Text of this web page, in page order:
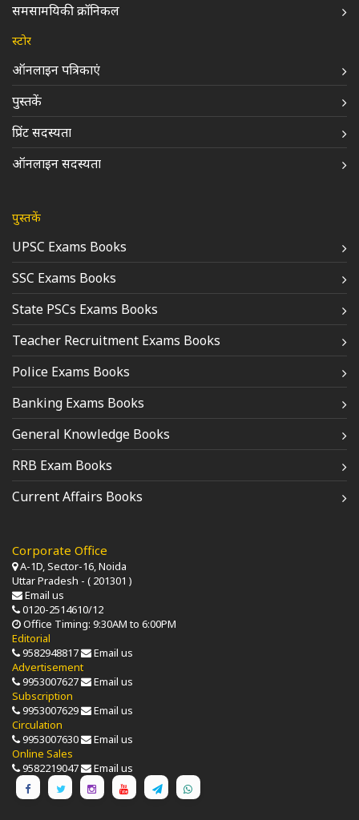
समसामयिकी क्रॉनिकल
स्टोर
ऑनलाइन पत्रिकाएं
पुस्तकें
प्रिंट सदस्यता
ऑनलाइन सदस्यता
पुस्तकें
UPSC Exams Books
SSC Exams Books
State PSCs Exams Books
Teacher Recruitment Exams Books
Police Exams Books
Banking Exams Books
General Knowledge Books
RRB Exam Books
Current Affairs Books
Corporate Office
A-1D, Sector-16, Noida
Uttar Pradesh - ( 201301 )
Email us
0120-2514610/12
Office Timing: 9:30AM to 6:00PM
Editorial
9582948817
Email us
Advertisement
9953007627
Email us
Subscription
9953007629
Email us
Circulation
9953007630
Email us
Online Sales
9582219047
Email us